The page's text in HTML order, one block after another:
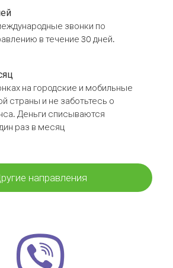
звонки по
в течение 30 дней.
на городские и мобильные
страны и не заботьтесь о
Деньги списываются
раз в месяц
направления